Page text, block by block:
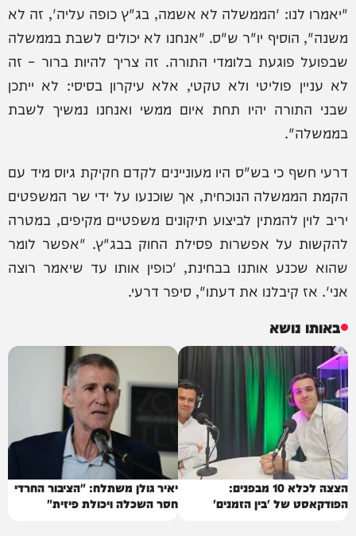
"יאמרו לנו: 'הממשלה לא אשמה, בג"ץ כופה עליה', זה לא
משנה", הוסיף יו"ר ש"ס. "אנחנו לא יכולים לשבת בממשלה
שבפועל פוגעת בלומדי התורה. זה צריך להיות ברור – זה
לא עניין פוליטי ולא טקטי, אלא עיקרון בסיסי: לא ייתכן
שבני התורה יהיו תחת איום ממשי ואנחנו נמשיך לשבת
בממשלה".
דרעי חשף כי בש"ס היו מעוניינים לקדם חקיקת גיוס מיד עם
הקמת הממשלה הנוכחית, אך שוכנעו על ידי שר המשפטים
יריב לוין להמתין לביצוע תיקונים משפטיים מקיפים, במטרה
להקשות על אפשרות פסילת החוק בבג"ץ. "אפשר לומר
שהוא שכנע אותנו בבחינת, 'כופין אותו עד שיאמר רוצה
אני'. אז קיבלנו את דעתו", סיפר דרעי.
באותו נושא
הצצה לכלא 10 מבפנים:
הפודקאסט של 'בין הזמנים'
יאיר גולן משתלח: "הציבור החרדי
חסר השכלה ויכולת פיזית"